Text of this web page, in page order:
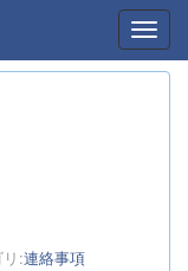
:連絡事項